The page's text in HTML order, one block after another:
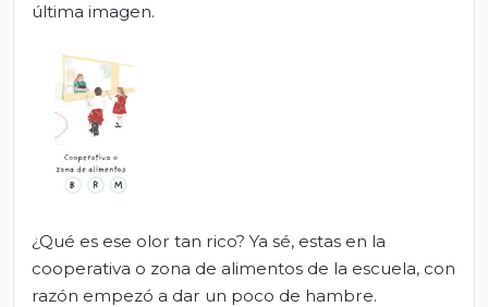
última imagen.
¿Qué es ese olor tan rico? Ya sé, estas en la
cooperativa o zona de alimentos de la escuela, con
razón empezó a dar un poco de hambre.